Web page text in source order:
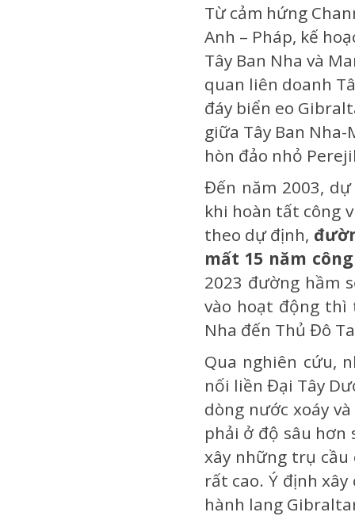
Từ cảm hứng
Anh – Pháp, kế
Tây Ban Nha và
quan liên doanh
đáy biển eo
giữa Tây Ban
hòn đảo nhỏ
Đến năm 2003,
khi hoàn tất công
theo dự định,
mất 15 năm
2023 đường hầm
vào hoạt động
Nha đến Thủ Đô
Qua nghiên cứu,
nối liền Đại Tây
dòng nước xoáy
phải ở độ sâu
xây những trụ
rất cao. Ý định
hành lang